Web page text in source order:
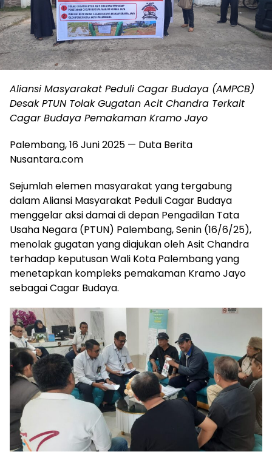
Aliansi Masyarakat Peduli Cagar Budaya (AMPCB)
Desak PTUN Tolak Gugatan Acit Chandra Terkait
Cagar Budaya Pemakaman Kramo Jayo
Palembang, 16 Juni 2025 — Duta Berita
Nusantara.com
Sejumlah elemen masyarakat yang tergabung
dalam Aliansi Masyarakat Peduli Cagar Budaya
menggelar aksi damai di depan Pengadilan Tata
Usaha Negara (PTUN) Palembang, Senin (16/6/25),
menolak gugatan yang diajukan oleh Asit Chandra
terhadap keputusan Wali Kota Palembang yang
menetapkan kompleks pemakaman Kramo Jayo
sebagai Cagar Budaya.